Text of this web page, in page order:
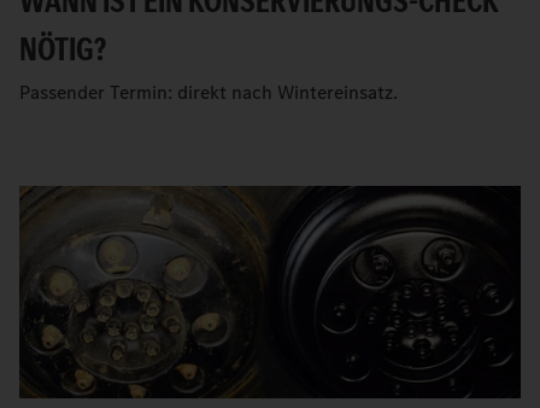
NÖTIG?
Passender Termin: direkt nach Wintereinsatz.